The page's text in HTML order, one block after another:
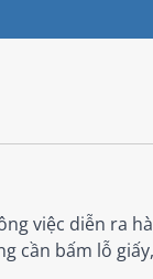
việc diễn ra
cần bấm lỗ